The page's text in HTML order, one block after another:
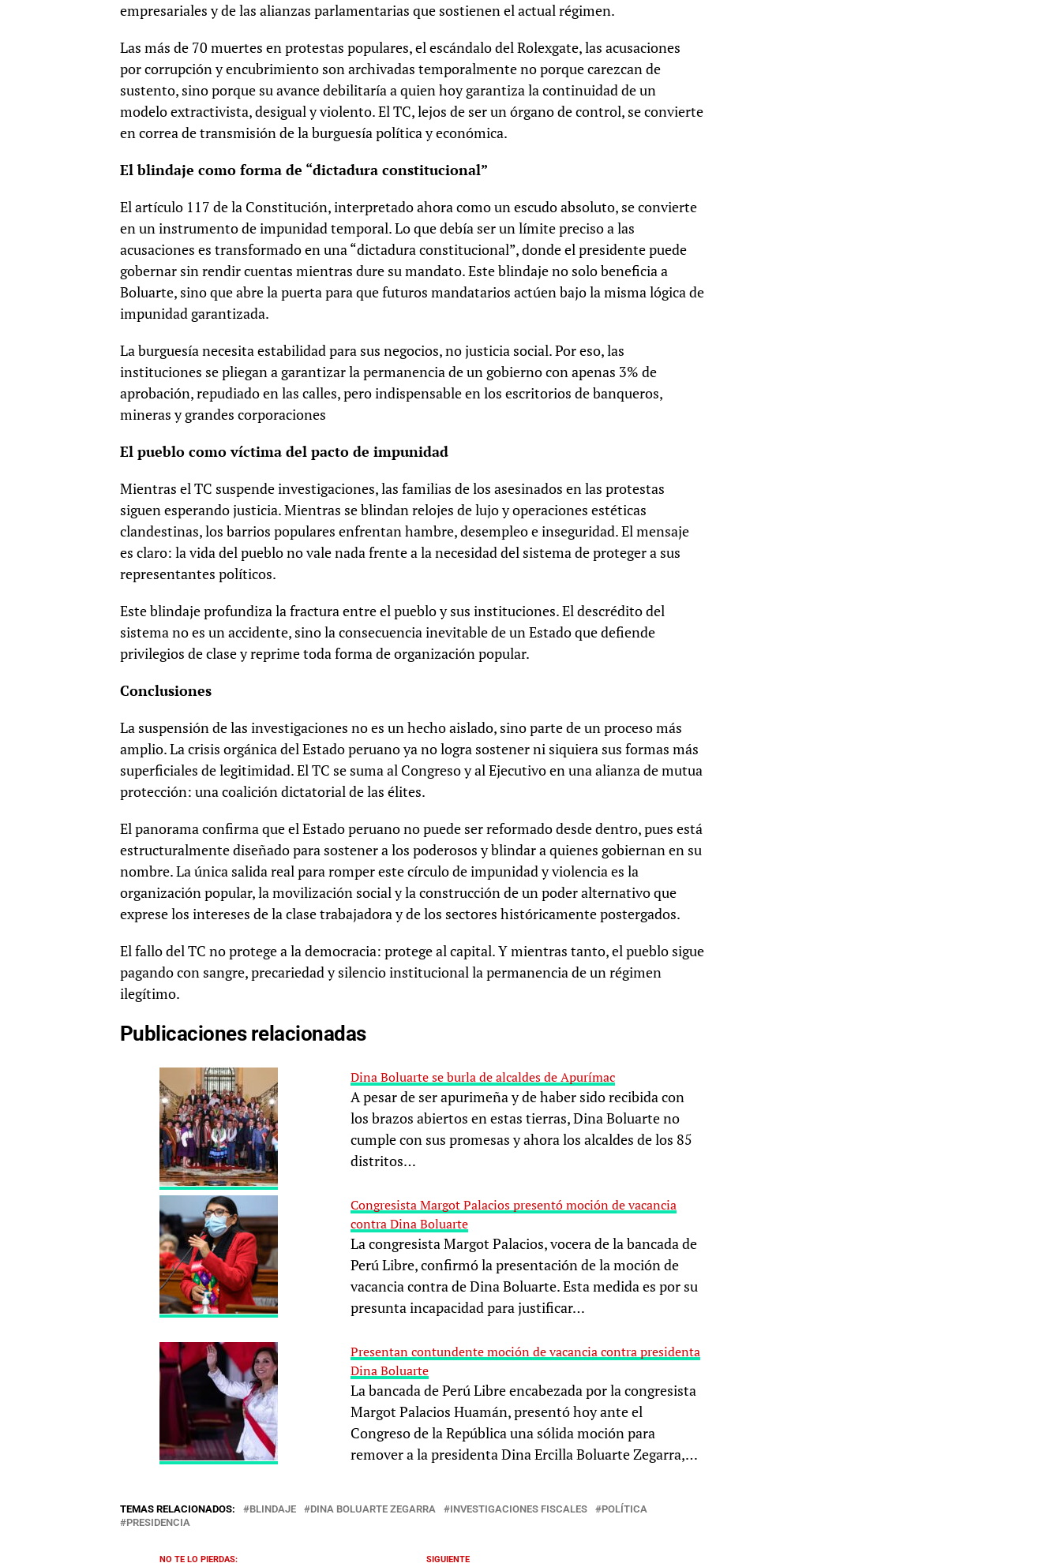
empresariales y de las alianzas parlamentarias que sostienen el actual régimen.
Las más de 70 muertes en protestas populares, el escándalo del Rolexgate, las acusaciones
por corrupción y encubrimiento son archivadas temporalmente no porque carezcan de
sustento, sino porque su avance debilitaría a quien hoy garantiza la continuidad de un
modelo extractivista, desigual y violento. El TC, lejos de ser un órgano de control, se convierte
en correa de transmisión de la burguesía política y económica.
El blindaje como forma de “dictadura constitucional”
El artículo 117 de la Constitución, interpretado ahora como un escudo absoluto, se convierte
en un instrumento de impunidad temporal. Lo que debía ser un límite preciso a las
acusaciones es transformado en una “dictadura constitucional”, donde el presidente puede
gobernar sin rendir cuentas mientras dure su mandato. Este blindaje no solo beneficia a
Boluarte, sino que abre la puerta para que futuros mandatarios actúen bajo la misma lógica de
impunidad garantizada.
La burguesía necesita estabilidad para sus negocios, no justicia social. Por eso, las
instituciones se pliegan a garantizar la permanencia de un gobierno con apenas 3% de
aprobación, repudiado en las calles, pero indispensable en los escritorios de banqueros,
mineras y grandes corporaciones
El pueblo como víctima del pacto de impunidad
Mientras el TC suspende investigaciones, las familias de los asesinados en las protestas
siguen esperando justicia. Mientras se blindan relojes de lujo y operaciones estéticas
clandestinas, los barrios populares enfrentan hambre, desempleo e inseguridad. El mensaje
es claro: la vida del pueblo no vale nada frente a la necesidad del sistema de proteger a sus
representantes políticos.
Este blindaje profundiza la fractura entre el pueblo y sus instituciones. El descrédito del
sistema no es un accidente, sino la consecuencia inevitable de un Estado que defiende
privilegios de clase y reprime toda forma de organización popular.
Conclusiones
La suspensión de las investigaciones no es un hecho aislado, sino parte de un proceso más
amplio. La crisis orgánica del Estado peruano ya no logra sostener ni siquiera sus formas más
superficiales de legitimidad. El TC se suma al Congreso y al Ejecutivo en una alianza de mutua
protección: una coalición dictatorial de las élites.
El panorama confirma que el Estado peruano no puede ser reformado desde dentro, pues está
estructuralmente diseñado para sostener a los poderosos y blindar a quienes gobiernan en su
nombre. La única salida real para romper este círculo de impunidad y violencia es la
organización popular, la movilización social y la construcción de un poder alternativo que
exprese los intereses de la clase trabajadora y de los sectores históricamente postergados.
El fallo del TC no protege a la democracia: protege al capital. Y mientras tanto, el pueblo sigue
pagando con sangre, precariedad y silencio institucional la permanencia de un régimen
ilegítimo.
Publicaciones relacionadas
Dina Boluarte se burla de alcaldes de Apurímac
A pesar de ser apurimeña y de haber sido recibida con
los brazos abiertos en estas tierras, Dina Boluarte no
cumple con sus promesas y ahora los alcaldes de los 85
distritos…
Congresista Margot Palacios presentó moción de vacancia
contra Dina Boluarte
La congresista Margot Palacios, vocera de la bancada de
Perú Libre, confirmó la presentación de la moción de
vacancia contra de Dina Boluarte. Esta medida es por su
presunta incapacidad para justificar…
Presentan contundente moción de vacancia contra presidenta
Dina Boluarte
La bancada de Perú Libre encabezada por la congresista
Margot Palacios Huamán, presentó hoy ante el
Congreso de la República una sólida moción para
remover a la presidenta Dina Ercilla Boluarte Zegarra,…
TEMAS RELACIONADOS: BLINDAJE DINA BOLUARTE ZEGARRA INVESTIGACIONES FISCALES
POLÍTICA
PRESIDENCIA
SIGUIENTE
NO TE LO PIERDAS: